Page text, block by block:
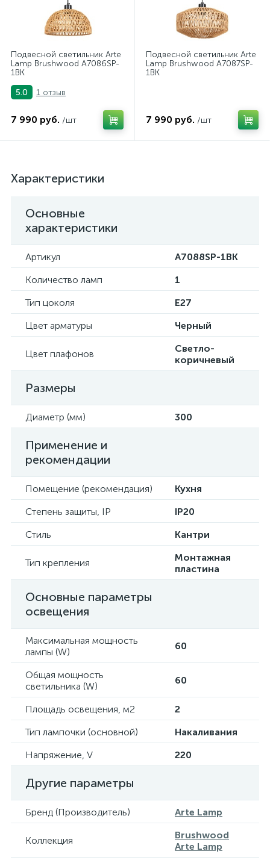
Подвесной светильник Arte
Lamp Brushwood A7086SP-
1BK
5.0
1 отзыв
7 990 руб. /шт
Подвесной светильник Arte
Lamp Brushwood A7087SP-
1BK
7 990 руб. /шт
Характеристики
Основные
характеристики
Артикул
A7088SP-1BK
Количество ламп
1
Тип цоколя
E27
Цвет арматуры
Черный
Цвет плафонов
Светло-
коричневый
Размеры
Диаметр (мм) 300
Применение и
рекомендации
Помещение (рекомендация)
Кухня
Степень защиты, IP
IP20
Стиль
Кантри
Тип крепления
Монтажная
пластина
Основные параметры
освещения
Максимальная мощность
лампы (W)
60
Общая мощность
светильника (W)
60
Площадь освещения, м2
2
Тип лампочки (основной)
Накаливания
Напряжение, V
220
Другие параметры
Бренд (Производитель) Arte Lamp
Коллекция
Brushwood
Arte Lamp